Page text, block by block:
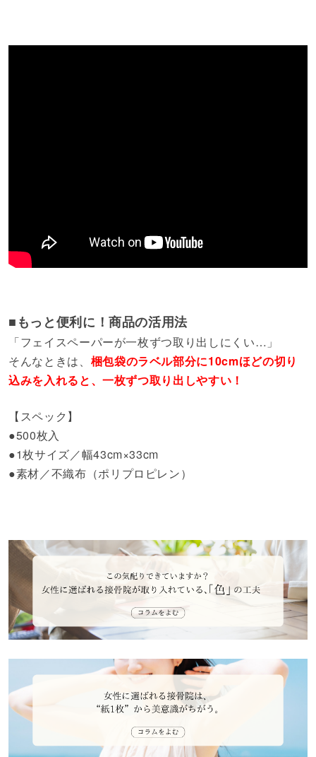
■もっと便利に！商品の活用法
「フェイスペーパーが一枚ずつ取り出しにくい…」
そんなときは、 梱包袋のラベル部分に10cmほどの切り
込みを入れると、一枚ずつ取り出しやすい！
【スペック】
●500枚入
●1枚サイズ／幅43cm×33cm
●素材／不織布（ポリプロピレン）